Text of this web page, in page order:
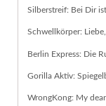
Silberstreif: Bei Dir
Schwellkörper:
Berlin Express: Die
Gorilla Aktiv:
WrongKong: My